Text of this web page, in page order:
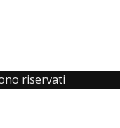
riservati